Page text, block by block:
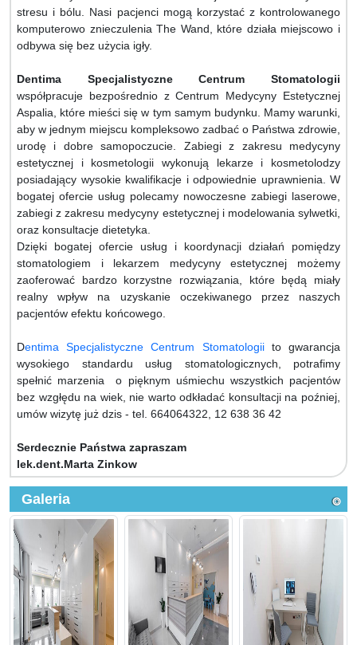
stresu i bólu. Nasi pacjenci mogą korzystać z kontrolowanego
komputerowo znieczulenia The Wand, które działa miejscowo i
odbywa się bez użycia igły.
Dentima Specjalistyczne Centrum Stomatologii
współpracuje bezpośrednio z Centrum Medycyny Estetycznej
Aspalia, które mieści się w tym samym budynku. Mamy warunki,
aby w jednym miejscu kompleksowo zadbać o Państwa zdrowie,
urodę i dobre samopoczucie. Zabiegi z zakresu medycyny
estetycznej i kosmetologii wykonują lekarze i kosmetolodzy
posiadający wysokie kwalifikacje i odpowiednie uprawnienia. W
bogatej ofercie usług polecamy nowoczesne zabiegi laserowe,
zabiegi z zakresu medycyny estetycznej i modelowania sylwetki,
oraz konsultacje dietetyka.
Dzięki bogatej ofercie usług i koordynacji działań pomiędzy
stomatologiem i lekarzem medycyny estetycznej możemy
zaoferować bardzo korzystne rozwiązania, które będą miały
realny wpływ na uzyskanie oczekiwanego przez naszych
pacjentów efektu końcowego.
Dentima Specjalistyczne Centrum Stomatologiito gwarancja
wysokiego standardu usług stomatologicznych, potrafimy
spełnić marzenia o pięknym uśmiechu wszystkich pacjentów
bez wzgłędu na wiek, nie warto odkładać konsultacji na poźniej,
umów wizytę już dzis - tel. 664064322, 12 638 36 42
Serdecznie Państwa zapraszam
lek.dent.Marta Zinkow
Galeria